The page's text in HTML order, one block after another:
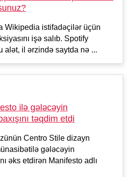
Wikipedia istifadəçilər üçün
işə salıb. Spotify
alət, il ərzində saytda nə ...
ilə gələcəyin
təqdim etdi
Centro Stile dizayn
gələcəyin
əks etdirən Manifesto adlı